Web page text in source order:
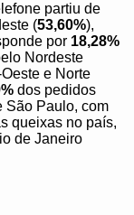
partiu de
(53,60%),
por 18,28%
Nordeste
e Norte
dos pedidos
São Paulo, com
queixas no país,
de Janeiro